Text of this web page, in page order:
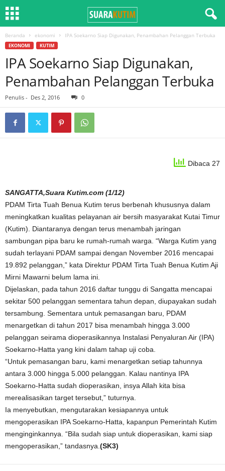
Beranda ekonomi IPA Soekarno Siap Digunakan, Penambahan Pelanggan Terbuka
EKONOMI KUTIM
IPA Soekarno Siap Digunakan,
Penambahan Pelanggan Terbuka
Penulis - Des 2, 2016 0
Dibaca 27
SANGATTA,Suara Kutim.com (1/12)
PDAM Tirta Tuah Benua Kutim terus berbenah khususnya dalam
meningkatkan kualitas pelayanan air bersih masyarakat Kutai Timur
(Kutim). Diantaranya dengan terus menambah jaringan
sambungan pipa baru ke rumah-rumah warga. “Warga Kutim yang
sudah terlayani PDAM sampai dengan November 2016 mencapai
19.892 pelanggan,” kata Direktur PDAM Tirta Tuah Benua Kutim Aji
Mirni Mawarni belum lama ini.
Dijelaskan, pada tahun 2016 daftar tunggu di Sangatta mencapai
sekitar 500 pelanggan sementara tahun depan, diupayakan sudah
tersambung. Sementara untuk pemasangan baru, PDAM
menargetkan di tahun 2017 bisa menambah hingga 3.000
pelanggan seirama dioperasikannya Instalasi Penyaluran Air (IPA)
Soekarno-Hatta yang kini dalam tahap uji coba.
“Untuk pemasangan baru, kami menargetkan setiap tahunnya
antara 3.000 hingga 5.000 pelanggan. Kalau nantinya IPA
Soekarno-Hatta sudah dioperasikan, insya Allah kita bisa
merealisasikan target tersebut,” tuturnya.
Ia menyebutkan, mengutarakan kesiapannya untuk
mengoperasikan IPA Soekarno-Hatta, kapanpun Pemerintah Kutim
menginginkannya. “Bila sudah siap untuk dioperasikan, kami siap
mengoperasikan,” tandasnya. (SK3)